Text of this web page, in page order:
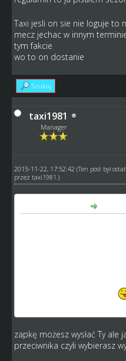
Taxi jesli on sie nie loguje to
mecz jechac w innym
tym fakcie
wo to on dostanie
Szukaj
taxi1981
Manager
2015-11-22, 17:52:42 (Ten post był
przez taxi1981 .)
zapkę możesz wysłać Ty
przeciwnika czyli wybierasz